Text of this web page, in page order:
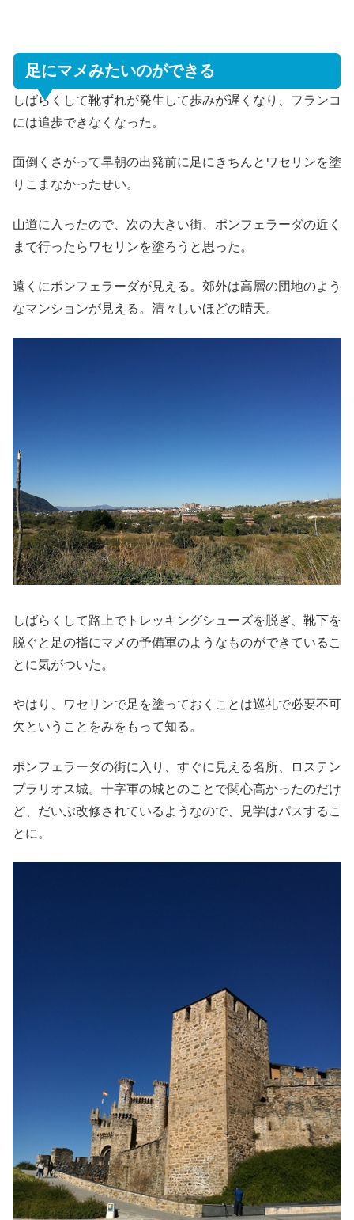
足にマメみたいのができる
しばらくして靴ずれが発生して歩みが遅くなり、フランコ
には追歩できなくなった。
面倒くさがって早朝の出発前に足にきちんとワセリンを塗
りこまなかったせい。
山道に入ったので、次の大きい街、ポンフェラーダの近く
まで行ったらワセリンを塗ろうと思った。
遠くにポンフェラーダが見える。郊外は高層の団地のよう
なマンションが見える。清々しいほどの晴天。
しばらくして路上でトレッキングシューズを脱ぎ、靴下を
脱ぐと足の指にマメの予備軍のようなものができているこ
とに気がついた。
やはり、ワセリンで足を塗っておくことは巡礼で必要不可
欠ということをみをもって知る。
ポンフェラーダの街に入り、すぐに見える名所、ロステン
プラリオス城。十字軍の城とのことで関心高かったのだけ
ど、だいぶ改修されているようなので、見学はパスするこ
とに。